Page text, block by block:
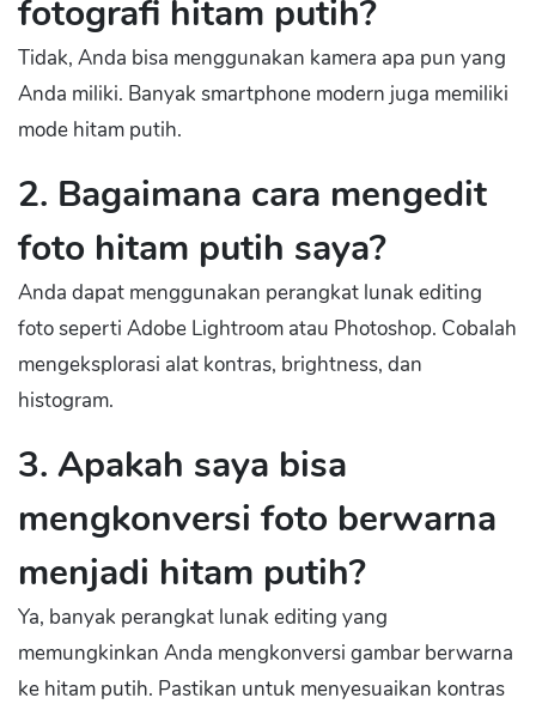
fotografi hitam putih?
Tidak, Anda bisa menggunakan kamera apa pun yang
Anda miliki. Banyak smartphone modern juga memiliki
mode hitam putih.
2. Bagaimana cara mengedit
foto hitam putih saya?
Anda dapat menggunakan perangkat lunak editing
foto seperti Adobe Lightroom atau Photoshop. Cobalah
mengeksplorasi alat kontras, brightness, dan
histogram.
3. Apakah saya bisa
mengkonversi foto berwarna
menjadi hitam putih?
Ya, banyak perangkat lunak editing yang
memungkinkan Anda mengkonversi gambar berwarna
ke hitam putih. Pastikan untuk menyesuaikan kontras